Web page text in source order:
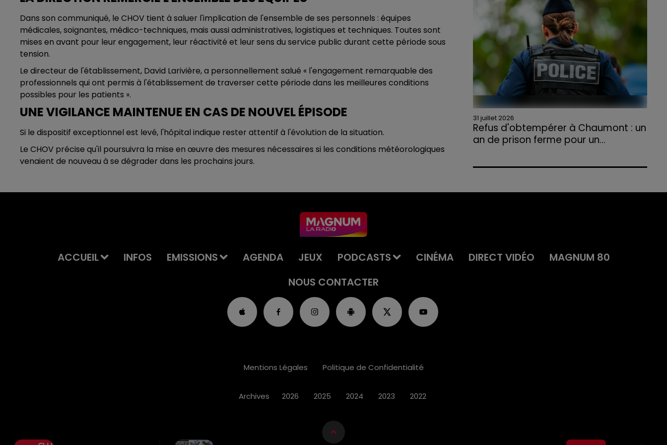
Dans son communiqué, le CHOV tient à saluer l'implication de l'ensemble de ses personnels : équipes
médicales, soignantes, médico-techniques, mais aussi administratives, logistiques et techniques. Toutes sont
mises en avant pour leur engagement, leur réactivité et leur sens du service public durant cette période sous
tension.
Le directeur de l'établissement, David Larivière, a personnellement salué « l'engagement remarquable des
professionnels qui ont permis à l'établissement de traverser cette période dans les meilleures conditions
possibles pour les patients ».
UNE VIGILANCE MAINTENUE EN CAS DE NOUVEL ÉPISODE
Si le dispositif exceptionnel est levé, l'hôpital indique rester attentif à l'évolution de la situation.
Le CHOV précise qu'il poursuivra la mise en œuvre des mesures nécessaires si les conditions météorologiques
venaient de nouveau à se dégrader dans les prochains jours.
agriculteurs volontaires pour venir en aide...
31 juillet 2026
Refus d'obtempérer à Chaumont : un
an de prison ferme pour un...
l'annulation de son permis et la confiscation
ACCUEIL INFOS EMISSIONS AGENDA JEUX PODCASTS CINÉMA DIRECT VIDÉO
MAGNUM 80
NOUS CONTACTER
Mentions Légales Politique de Confidentialité
Archives 2026 2025 2024 2023 2022